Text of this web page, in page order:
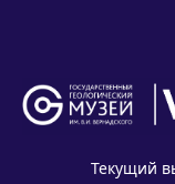
Текущий